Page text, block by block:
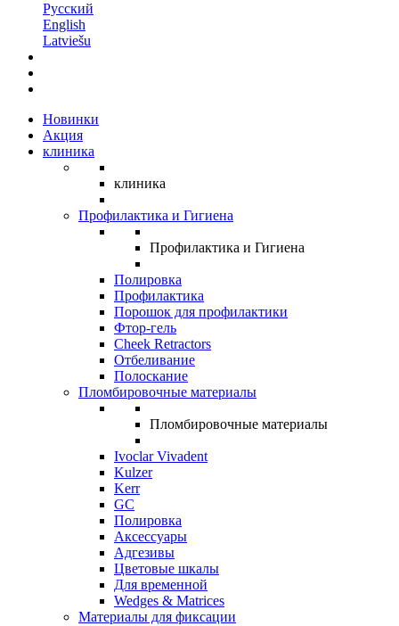
Русский
English
Latviešu
Новинки
Акция
клиника
клиника
Профилактика и Гигиена
Профилактика и Гигиена
Полировка
Профилактика
Порошок для профилактики
Фтор-гель
Cheek Retractors
Отбеливание
Полоскание
Пломбировочные материалы
Пломбировочные материалы
Ivoclar Vivadent
Kulzer
Kerr
GC
Полировка
Аксессуары
Адгезивы
Цветовые шкалы
Для временной
Wedges & Matrices
Материалы для фиксации